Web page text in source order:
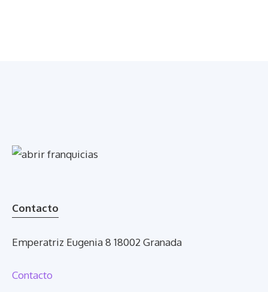
Contacto
Emperatriz Eugenia 8 18002 Granada
Contacto